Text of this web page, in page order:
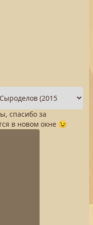
спасибо за
в новом окне 😉